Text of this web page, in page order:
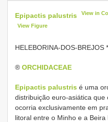
Epipactis palustris View in
View Figure
HELEBORINA-DOS-BREJOS *
® ORCHIDACEAE
Epipactis palustris é uma
distribuição euro-asiática que
ocorria exclusivamente em
litoral entre o Minho e a